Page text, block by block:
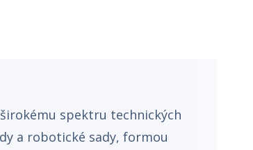
spektru technických
a robotické sady, formou